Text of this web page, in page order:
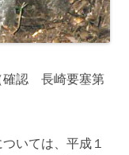
認 長崎要塞第
いては、平成１